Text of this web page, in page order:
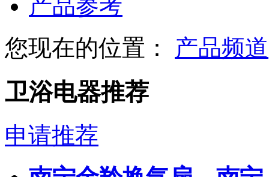
产品参考
您现在的位置：
产品频道
卫浴电器推荐
申请推荐